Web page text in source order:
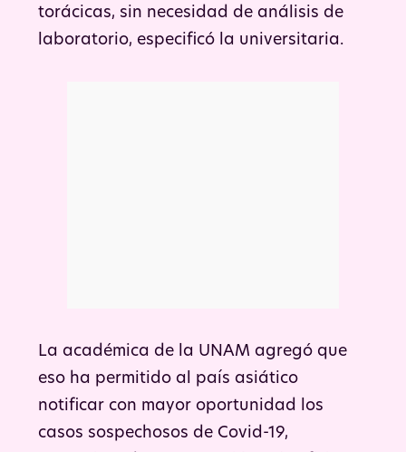
torácicas, sin necesidad de análisis de
laboratorio, especificó la universitaria.
La académica de la UNAM agregó que
eso ha permitido al país asiático
notificar con mayor oportunidad los
casos sospechosos de Covid-19,